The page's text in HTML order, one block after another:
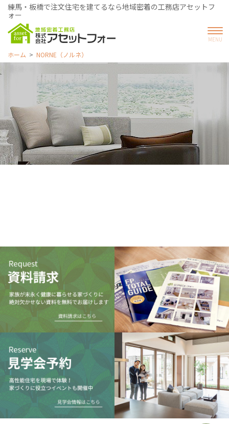
練馬・板橋で注文住宅を建てるなら地域密着の工務店アセットフ
ォー
ホーム NORNE（ノルネ）